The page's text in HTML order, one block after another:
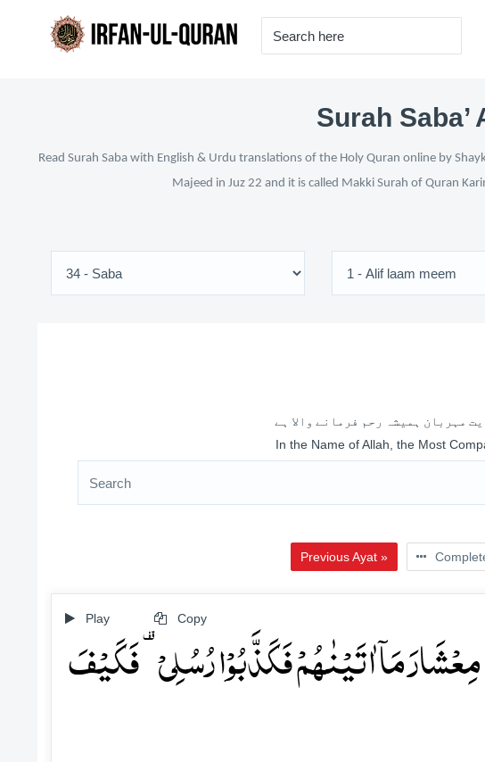
Surah
Read Surah Saba with English & Urdu translations of the Holy Quran online by
Majeed in Juz 22 and it is called Makki Surah of Quran
مہربان ہمیشہ رحم فرمانے والا ہے
In the Name of Allah, the Most
Previous Ayat »
Play Copy
مَاۤ اٰتَیۡنٰہُمۡ فَکَذَّبُوۡا رُسُلِیۡ ۟ فَکَیۡفَ